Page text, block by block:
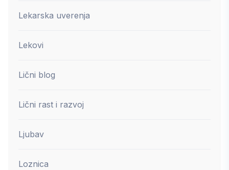
Lekarska uverenja
Lekovi
Lični blog
Lični rast i razvoj
Ljubav
Loznica